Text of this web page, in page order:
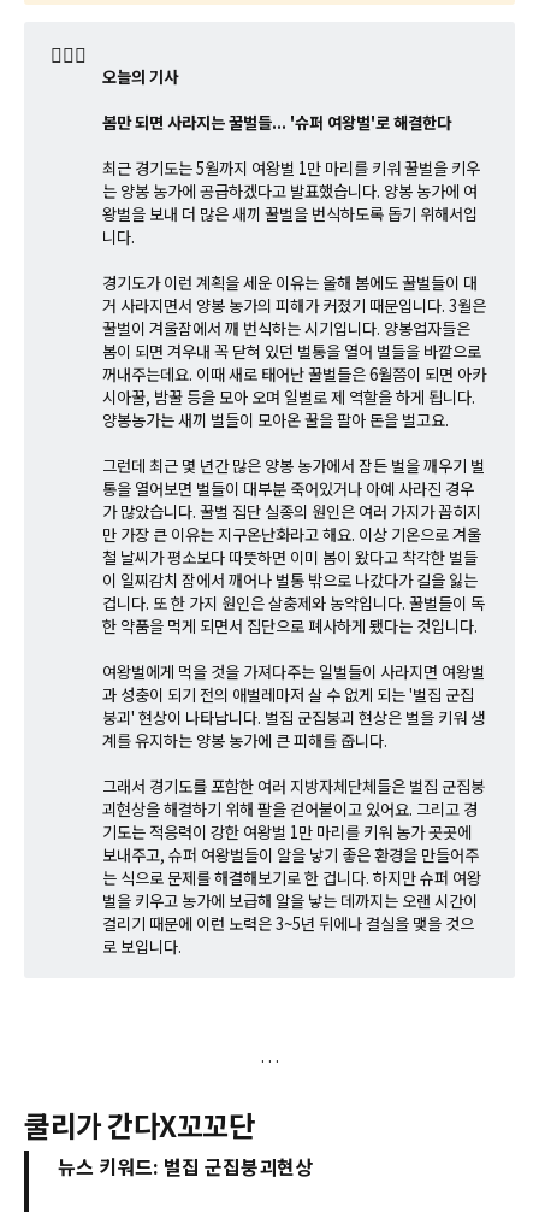
🤷🏼‍♂️
오늘의 기사
봄만 되면 사라지는 꿀벌들... '슈퍼 여왕벌'로 해결한다
최근 경기도는 5월까지 여왕벌 1만 마리를 키워 꿀벌을 키우
는 양봉 농가에 공급하겠다고 발표했습니다. 양봉 농가에 여
왕벌을 보내 더 많은 새끼 꿀벌을 번식하도록 돕기 위해서입
니다.
경기도가 이런 계획을 세운 이유는 올해 봄에도 꿀벌들이 대
거 사라지면서 양봉 농가의 피해가 커졌기 때문입니다. 3월은
꿀벌이 겨울잠에서 깨 번식하는 시기입니다. 양봉업자들은
봄이 되면 겨우내 꼭 닫혀 있던 벌통을 열어 벌들을 바깥으로
꺼내주는데요. 이때 새로 태어난 꿀벌들은 6월쯤이 되면 아카
시아꿀, 밤꿀 등을 모아 오며 일벌로 제 역할을 하게 됩니다.
양봉농가는 새끼 벌들이 모아온 꿀을 팔아 돈을 벌고요.
그런데 최근 몇 년간 많은 양봉 농가에서 잠든 벌을 깨우기 벌
통을 열어보면 벌들이 대부분 죽어있거나 아예 사라진 경우
가 많았습니다. 꿀벌 집단 실종의 원인은 여러 가지가 꼽히지
만 가장 큰 이유는 지구온난화라고 해요. 이상 기온으로 겨울
철 날씨가 평소보다 따뜻하면 이미 봄이 왔다고 착각한 벌들
이 일찌감치 잠에서 깨어나 벌통 밖으로 나갔다가 길을 잃는
겁니다. 또 한 가지 원인은 살충제와 농약입니다. 꿀벌들이 독
한 약품을 먹게 되면서 집단으로 폐사하게 됐다는 것입니다.
여왕벌에게 먹을 것을 가져다주는 일벌들이 사라지면 여왕벌
과 성충이 되기 전의 애벌레마저 살 수 없게 되는 '벌집 군집
붕괴' 현상이 나타납니다. 벌집 군집붕괴 현상은 벌을 키워 생
계를 유지하는 양봉 농가에 큰 피해를 줍니다.
그래서 경기도를 포함한 여러 지방자체단체들은 벌집 군집붕
괴현상을 해결하기 위해 팔을 걷어붙이고 있어요. 그리고 경
기도는 적응력이 강한 여왕벌 1만 마리를 키워 농가 곳곳에
보내주고, 슈퍼 여왕벌들이 알을 낳기 좋은 환경을 만들어주
는 식으로 문제를 해결해보기로 한 겁니다. 하지만 슈퍼 여왕
벌을 키우고 농가에 보급해 알을 낳는 데까지는 오랜 시간이
걸리기 때문에 이런 노력은 3~5년 뒤에나 결실을 맺을 것으
로 보입니다.
쿨리가 간다X꼬꼬단
뉴스 키워드: 벌집 군집붕괴현상